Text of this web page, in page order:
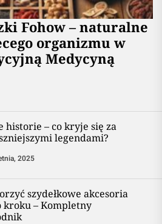
Fohow – naturalne
organizmu w
Medycyną
historie – co kryje się za
legendami?
2025
szydełkowe akcesoria
kroku – Kompletny